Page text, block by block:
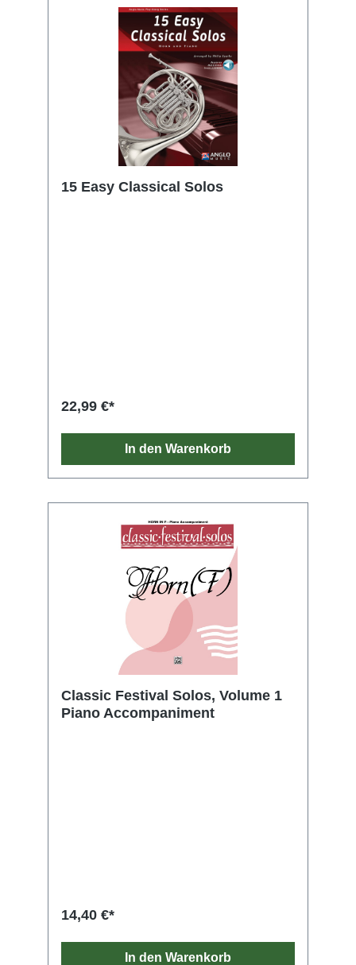
15 Easy Classical Solos
22,99 €*
In den Warenkorb
Classic Festival Solos, Volume 1
Piano Accompaniment
14,40 €*
In den Warenkorb